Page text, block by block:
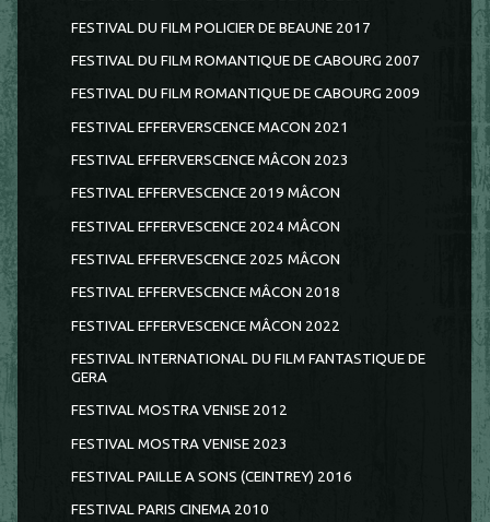
FESTIVAL DU FILM POLICIER DE BEAUNE 2017
FESTIVAL DU FILM ROMANTIQUE DE CABOURG 2007
FESTIVAL DU FILM ROMANTIQUE DE CABOURG 2009
FESTIVAL EFFERVERSCENCE MACON 2021
FESTIVAL EFFERVERSCENCE MÂCON 2023
FESTIVAL EFFERVESCENCE 2019 MÂCON
FESTIVAL EFFERVESCENCE 2024 MÂCON
FESTIVAL EFFERVESCENCE 2025 MÂCON
FESTIVAL EFFERVESCENCE MÂCON 2018
FESTIVAL EFFERVESCENCE MÂCON 2022
FESTIVAL INTERNATIONAL DU FILM FANTASTIQUE DE
GERA
FESTIVAL MOSTRA VENISE 2012
FESTIVAL MOSTRA VENISE 2023
FESTIVAL PAILLE A SONS (CEINTREY) 2016
FESTIVAL PARIS CINEMA 2010